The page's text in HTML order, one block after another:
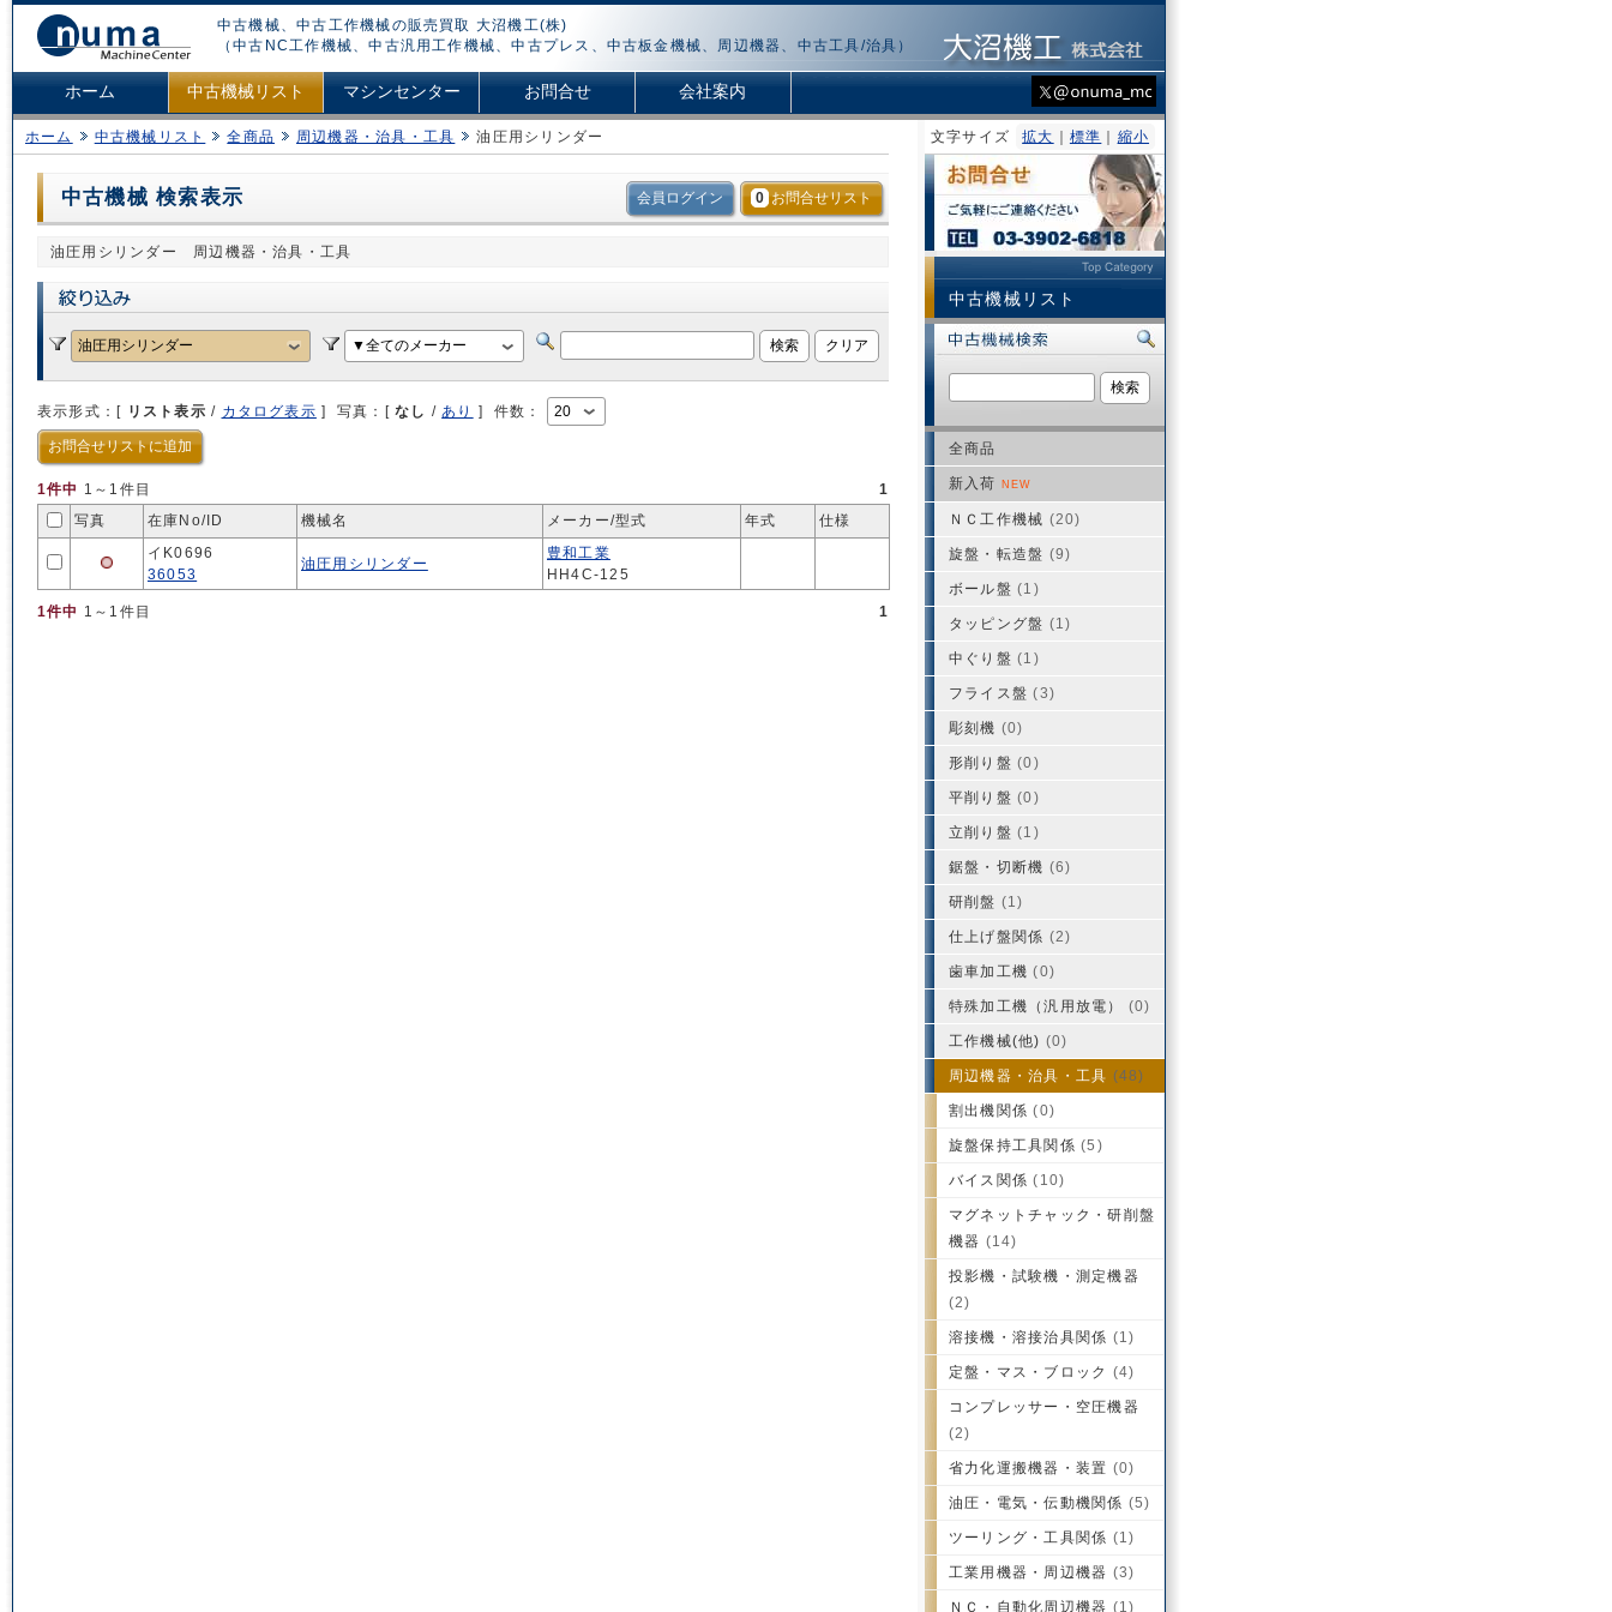
中古機械、中古工作機械の販売買取 大沼機工(株)
（中古NC工作機械、中古汎用工作機械、中古プレス、中古板金機械、周辺機器、中古工具/治具）
ホーム 中古機械リスト マシンセンター お問合せ 会社案内
ホーム 中古機械リスト 全商品 周辺機器・治具・工具 油圧用シリンダー
0 お問合せリスト
会員ログイン
中古機械 検索表示
油圧用シリンダー 周辺機器・治具・工具
表示形式：[ リスト表示 / カタログ表示 ] 写真：[ なし / あり ] 件数：
お問合せリストに追加
1件中 1～1件目
1
写真
在庫No/ID 機械名 メーカー/型式 年式 仕様
1件中 1～1件目 1
イK0696
36053
油圧用シリンダー
豊和工業
HH4C-125
文字サイズ 拡大 標準 縮小
中古機械リスト
全商品
新入荷 NEW
ＮＣ工作機械 (20)
旋盤・転造盤 (9)
ボール盤 (1)
タッピング盤 (1)
中ぐり盤 (1)
フライス盤 (3)
彫刻機 (0)
形削り盤 (0)
平削り盤 (0)
立削り盤 (1)
鋸盤・切断機 (6)
研削盤 (1)
仕上げ盤関係 (2)
歯車加工機 (0)
特殊加工機（汎用放電） (0)
工作機械(他) (0)
周辺機器・治具・工具 (48)
割出機関係 (0)
旋盤保持工具関係 (5)
バイス関係 (10)
マグネットチャック・研削盤
機器 (14)
投影機・試験機・測定機器
(2)
溶接機・溶接治具関係 (1)
定盤・マス・ブロック (4)
コンプレッサー・空圧機器
(2)
省力化運搬機器・装置 (0)
油圧・電気・伝動機関係 (5)
ツーリング・工具関係 (1)
工業用機器・周辺機器 (3)
ＮＣ・自動化周辺機器 (1)